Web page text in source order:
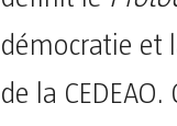
démocratie et
de la